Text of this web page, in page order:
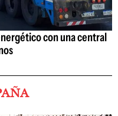
con una central